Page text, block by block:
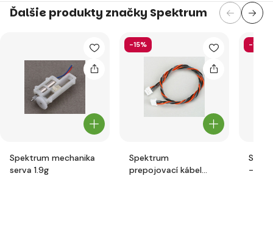
Ďalšie produkty značky Spektrum
Spektrum mechanika
serva 1.9g
-15%
Spektrum
prepojovací kábel
-13%
-